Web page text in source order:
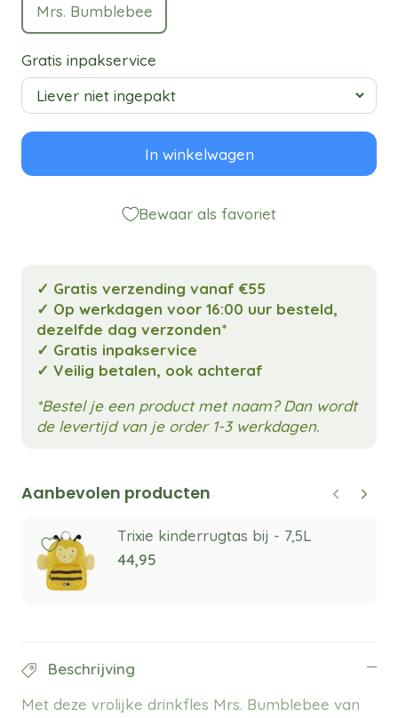
Mrs. Bumblebee
Gratis inpakservice
In winkelwagen
Bewaar als favoriet
✓ Gratis verzending vanaf €55
✓ Op werkdagen voor 16:00 uur besteld,
dezelfde dag verzonden*
✓ Gratis inpakservice
✓ Veilig betalen, ook achteraf
*Bestel je een product met naam? Dan wordt
de levertijd van je order 1-3 werkdagen.
Aanbevolen producten
Trixie kinderrugtas bij - 7,5L
44,95
Beschrijving
Met deze vrolijke drinkfles Mrs. Bumblebee van